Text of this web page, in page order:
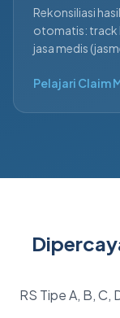
Rekonsiliasi
otomatis: track
jasa medis
Pelajari Claim
RS Tipe A, B, C,